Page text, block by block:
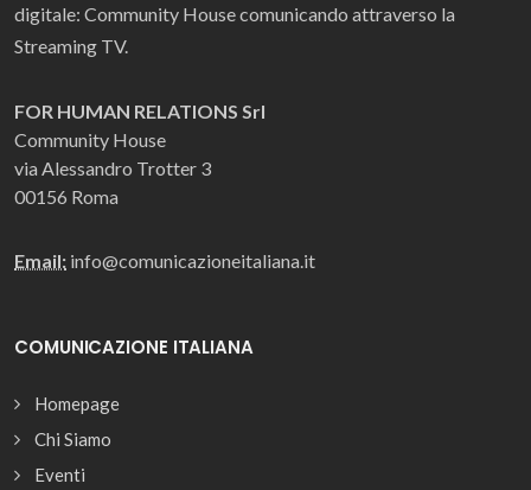
digitale: Community House comunicando attraverso la
Streaming TV.
FOR HUMAN RELATIONS Srl
Community House
via Alessandro Trotter 3
00156 Roma
Email: info@comunicazioneitaliana.it
COMUNICAZIONE ITALIANA
Homepage
Chi Siamo
Eventi